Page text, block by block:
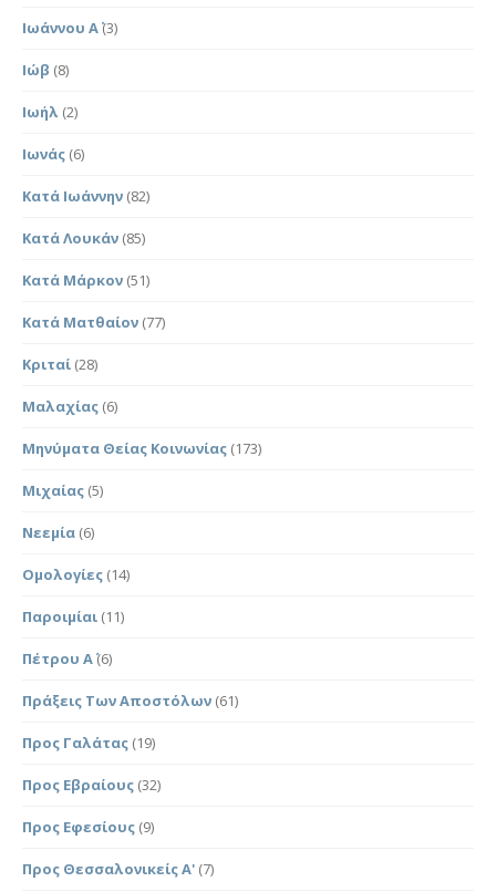
Ιωάννου Α΄(3)
Ιώβ (8)
Ιωήλ (2)
Ιωνάς (6)
Κατά Ιωάννην (82)
Κατά Λουκάν (85)
Κατά Μάρκον (51)
Κατά Ματθαίον (77)
Κριταί (28)
Μαλαχίας (6)
Μηνύματα Θείας Κοινωνίας (173)
Μιχαίας (5)
Νεεμία (6)
Ομολογίες (14)
Παροιμίαι (11)
Πέτρου Α΄(6)
Πράξεις Των Αποστόλων (61)
Προς Γαλάτας (19)
Προς Εβραίους (32)
Προς Εφεσίους (9)
Προς Θεσσαλονικείς Α' (7)